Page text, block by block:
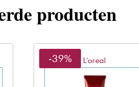
producten
L'oreal
-39%